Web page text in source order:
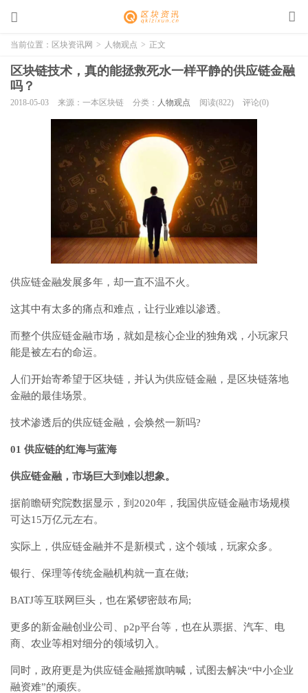
当前位置： 区块资讯网 > 人物观点 > 正文
区块链技术，真的能拯救死水一样平静的供应链金融
吗？
2018-05-03 来源：一本区块链 分类： 人物观点 阅读(822) 评论(0)
供应链金融发展多年，却一直不温不火。
这其中有太多的痛点和难点，让行业难以渗透。
而整个供应链金融市场，就如是核心企业的独角戏，小玩家只
能是被左右的命运。
人们开始寄希望于区块链，并认为供应链金融，是区块链落地
金融的最佳场景。
技术渗透后的供应链金融，会焕然一新吗?
01 供应链的红海与蓝海
供应链金融，市场巨大到难以想象。
据前瞻研究院数据显示，到2020年，我国供应链金融市场规模
可达15万亿元左右。
实际上，供应链金融并不是新模式，这个领域，玩家众多。
银行、保理等传统金融机构就一直在做;
BATJ等互联网巨头，也在紧锣密鼓布局;
更多的新金融创业公司、p2p平台等，也在从票据、汽车、电
商、农业等相对细分的领域切入。
同时，政府更是为供应链金融摇旗呐喊，试图去解决“中小企业
融资难”的顽疾。